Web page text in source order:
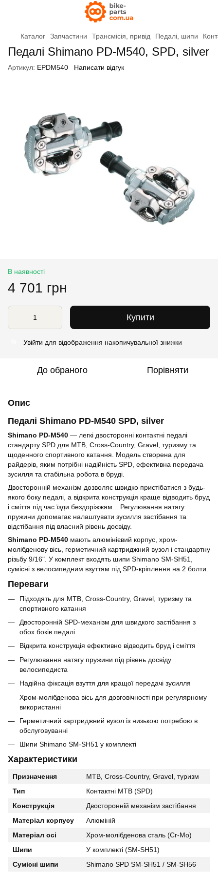
Каталог Запчастини Трансмісія, привід Педалі, шипи
Педалі Shimano PD-M540, SPD, silver
Артикул: EPDM540 Написати відгук
В наявності
4 701 грн
Купити
Увійти для відображення накопичувальної знижки
До обраного Порівняти
Опис
Педалі Shimano PD-M540 SPD, silver
Shimano PD-M540 — легкі двосторонні контактні педалі
стандарту SPD для MTB, Cross-Country, Gravel, туризму та
щоденного спортивного катання. Модель створена для
райдерів, яким потрібні надійність SPD, ефективна передача
зусилля та стабільна робота в бруді.
Двосторонній механізм дозволяє швидко пристібатися з будь-
якого боку педалі, а відкрита конструкція краще відводить бруд
і сміття під час їзди бездоріжжям... Регулювання натягу
пружини допомагає налаштувати зусилля застібання та
відстібання під власний рівень досвіду.
Shimano PD-M540 мають алюмінієвий корпус, хром-
молібденову вісь, герметичний картриджний вузол і стандартну
різьбу 9/16". У комплект входять шипи Shimano SM-SH51,
сумісні з велосипедним взуттям під SPD-кріплення на 2 болти.
Переваги
Підходять для MTB, Cross-Country, Gravel, туризму та
спортивного катання
Двосторонній SPD-механізм для швидкого застібання з
обох боків педалі
Відкрита конструкція ефективно відводить бруд і сміття
Регулювання натягу пружини під рівень досвіду
велосипедиста
Надійна фіксація взуття для кращої передачі зусилля
Хром-молібденова вісь для довговічності при регулярному
використанні
Герметичний картриджний вузол із низькою потребою в
обслуговуванні
Шипи Shimano SM-SH51 у комплекті
Характеристики
Призначення
MTB, Cross-Country, Gravel, туризм
Тип
Контактні MTB (SPD)
Конструкція
Двосторонній механізм застібання
Матеріал корпусу
Алюміній
Матеріал осі
Хром-молібденова сталь (Cr-Mo)
Шипи
У комплекті (SM-SH51)
Сумісні шипи
Shimano SPD SM-SH51 / SM-SH56